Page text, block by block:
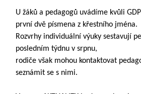
U žáků a pedagogů uvádíme kvůli
první dvě písmena z křestního jména.
Rozvrhy individuální výuky sestavují
posledním týdnu v srpnu,
rodiče však mohou kontaktovat
seznámit se s nimi.